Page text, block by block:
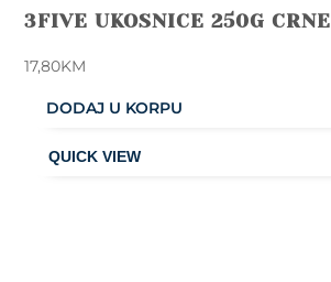
3FIVE UKOSNICE 250G CRNE
17,80KM
DODAJ U KORPU